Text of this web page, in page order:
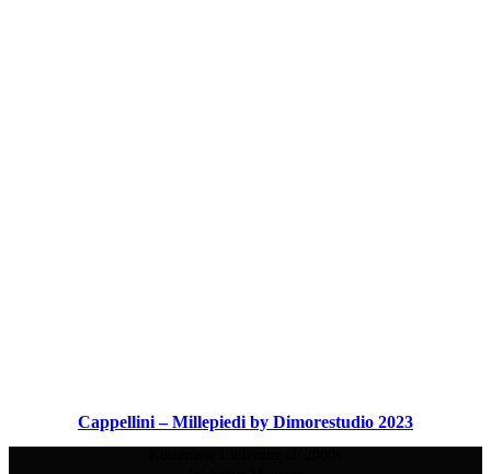
Cappellini – Millepiedi by Dimorestudio 2023